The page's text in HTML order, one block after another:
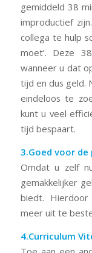
gemiddeld 38
improductief
collega te hulp
moet’. Deze
wanneer u dat
tijd en dus geld.
eindeloos te
kunt u veel
tijd bespaart.
3.Goed voor
Omdat u zelf
gemakkelijker
biedt.
meer uit te
4.Curriculum